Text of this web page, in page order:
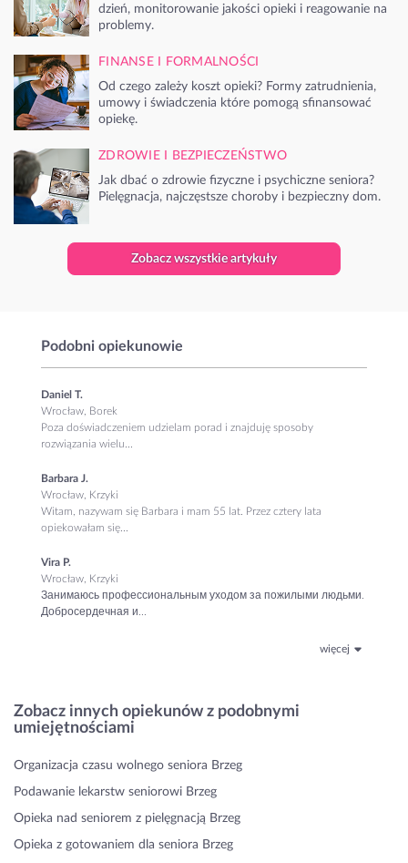
dzień, monitorowanie jakości opieki i reagowanie na
problemy.
FINANSE I FORMALNOŚCI
Od czego zależy koszt opieki? Formy zatrudnienia,
umowy i świadczenia które pomogą sfinansować
opiekę.
ZDROWIE I BEZPIECZEŃSTWO
Jak dbać o zdrowie fizyczne i psychiczne seniora?
Pielęgnacja, najczęstsze choroby i bezpieczny dom.
Zobacz wszystkie artykuły
Podobni opiekunowie
Daniel T.
Wrocław, Borek
Poza doświadczeniem udzielam porad i znajduję sposoby
rozwiązania wielu...
Barbara J.
Wrocław, Krzyki
Witam, nazywam się Barbara i mam 55 lat. Przez cztery lata
opiekowałam się...
Vira P.
Wrocław, Krzyki
Занимаюсь профессиональным уходом за пожилыми людьми.
Добросердечная и...
więcej
Zobacz innych opiekunów z podobnymi
umiejętnościami
Organizacja czasu wolnego seniora Brzeg
Podawanie lekarstw seniorowi Brzeg
Opieka nad seniorem z pielęgnacją Brzeg
Opieka z gotowaniem dla seniora Brzeg